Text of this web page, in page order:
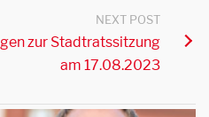
NEXT POST
zur Stadtratssitzung
am 17.08.2023